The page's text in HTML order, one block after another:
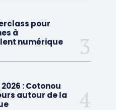
pour
à
numérique
: Cotonou
autour de la